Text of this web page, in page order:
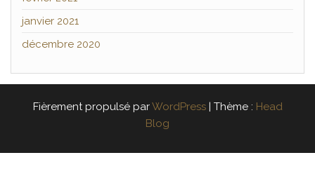
janvier 2021
décembre 2020
Fièrement propulsé parWordPress | Thème : Head
Blog